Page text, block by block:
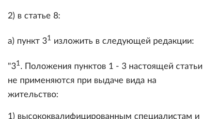
2) в статье 8:
а) пункт 31 изложить в следующей редакции:
"31. Положения пунктов 1 - 3 настоящей статьи
не применяются при выдаче вида на
жительство:
1) высококвалифицированным специалистам и